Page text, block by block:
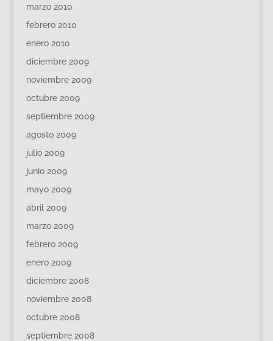
marzo 2010
febrero 2010
enero 2010
diciembre 2009
noviembre 2009
octubre 2009
septiembre 2009
agosto 2009
julio 2009
junio 2009
mayo 2009
abril 2009
marzo 2009
febrero 2009
enero 2009
diciembre 2008
noviembre 2008
octubre 2008
septiembre 2008